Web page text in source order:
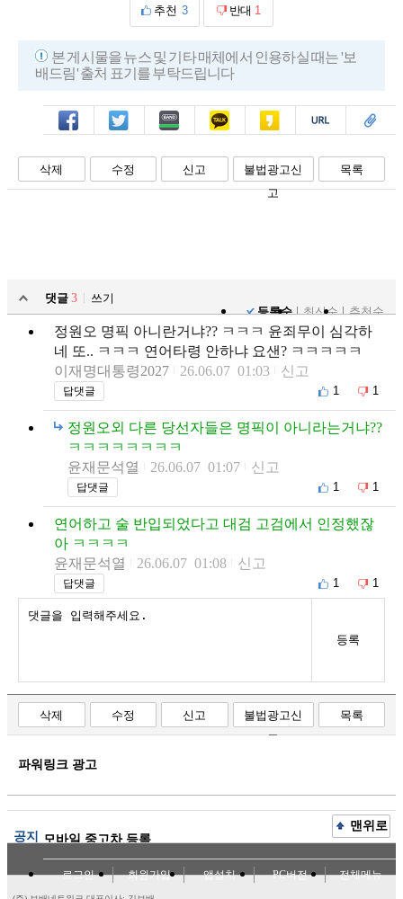
추천 3 반대 1
본 게시물을 뉴스 및 기타 매체에서 인용하실 때는 '보
배드림' 출처 표기를 부탁드립니다
페북 트윗 밴드 카톡 카스 복사 스크랩
삭제 수정 신고
불법광고신
고
목록
댓글 3
쓰기
등록순
최신순 추천순
정원오 명픽 아니란거냐?? ㅋㅋㅋ 윤죄무이 심각하
네 또.. ㅋㅋㅋ 연어타령 안하냐 요샌? ㅋㅋㅋㅋㅋ
이재명대통령2027
26.06.07 01:03 신고
답댓글 1 1
정원오외 다른 당선자들은 명픽이 아니라는거냐??
ㅋㅋㅋㅋㅋㅋㅋㅋ
윤재문석열
26.06.07 01:07 신고
답댓글 1 1
연어하고 술 반입되었다고 대검 고검에서 인정했잖
아 ㅋㅋㅋㅋ
윤재문석열
26.06.07 01:08 신고
답댓글 1 1
등록
삭제 수정 신고
불법광고신
고
목록
파워링크 광고
공지 모바일 중고차 등록
맨위로
로그인 회원가입 앱설치 PC버전 전체메뉴